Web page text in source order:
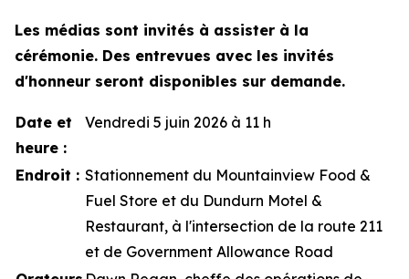
Les médias sont invités à assister à la
cérémonie. Des entrevues avec les invités
d'honneur seront disponibles sur demande.
Date et
heure :
Vendredi 5 juin 2026 à 11 h
Endroit : Stationnement du Mountainview Food &
Fuel Store et du Dundurn Motel &
Restaurant, à l'intersection de la route 211
et de Government Allowance Road